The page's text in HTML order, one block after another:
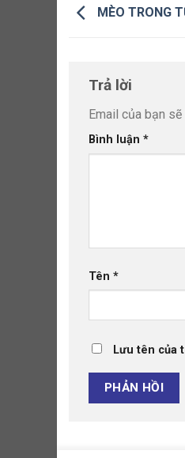
MÈO TRONG
Trả lời
Email của bạn
Bình luận *
Tên *
Lưu tên của